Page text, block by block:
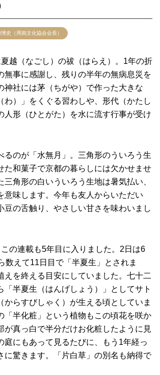
（周南文化協会会長）
越（なごし）の祓（はらえ）。1年の折
無事に感謝し、残りの半年の無病息災を
神社には茅（ちがや）で作った大きな
わ）」をくぐる習わしや、形代（かたし
人形（ひとがた）を水に流す行事が受け
のが「水無月」。三角形のういろう生
た和菓子で京都の暮らしには欠かせませ
三角形の白いういろう生地は暑気払い、
意味します。今年も友人からいただい
豆の舌触り、やさしい甘さを味わいまし
の連載も5年目に入りました。2日は6
数えて11日目で「半夏生」とされま
えを終える目安にしていました。七十二
「半夏生（はんげしょう）」としてサト
からすびしゃく）が生える頃としていま
「半化粧」という植物もこの頃花を咲か
が真っ白で半分だけお化粧したように見
庭にもあって見るたびに、もう1年経っ
に驚きます。「片白草」の別名も納得で